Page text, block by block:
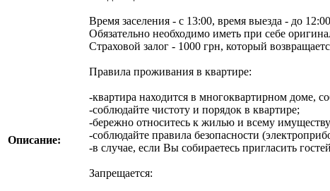
Описание:
Время заселения - с 13:00, время выезда - до
Обязательно необходимо иметь при себе
Страховой залог - 1000 грн, который
Правила проживания в квартире:
-квартира находится в многоквартирном доме,
-соблюдайте чистоту и порядок в квартире;
-бережно относитесь к жилью и всему
-соблюдайте правила безопасности
-в случае, если Вы собираетесь пригласить
Запрещается: